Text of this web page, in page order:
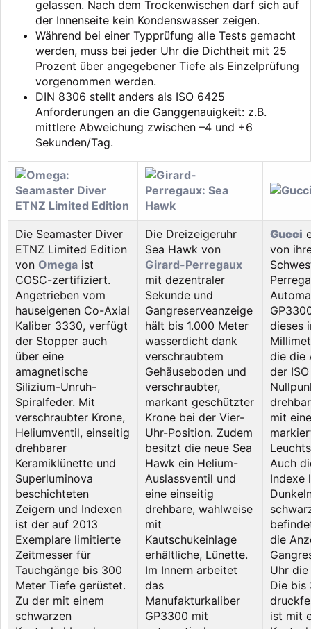
gelassen. Nach dem Trockenwischen darf sich auf
der Innenseite kein Kondenswasser zeigen.
Während bei einer Typprüfung alle Tests gemacht
werden, muss bei jeder Uhr die Dichtheit mit 25
Prozent über angegebener Tiefe als Einzelprüfung
vorgenommen werden.
DIN 8306 stellt anders als ISO 6425
Anforderungen an die Ganggenauigkeit: z.B.
mittlere Abweichung zwischen –4 und +6
Sekunden/Tag.
Die Seamaster Diver
ETNZ Limited Edition
von Omega ist
COSC-zertifiziert.
Angetrieben vom
hauseigenen Co-Axial
Kaliber 3330, verfügt
der Stopper auch
über eine
amagnetische
Silizium-Unruh-
Spiralfeder. Mit
verschraubter Krone,
Heliumventil, einseitig
drehbarer
Keramiklünette und
Superluminova
beschichteten
Zeigern und Indexen
ist der auf 2013
Exemplare limitierte
Zeitmesser für
Tauchgänge bis 300
Meter Tiefe gerüstet.
Zu der mit einem
schwarzen
Die Dreizeigeruhr
Sea Hawk von
Girard-Perregaux
mit dezentraler
Sekunde und
Gangreserveanzeige
hält bis 1.000 Meter
wasserdicht dank
verschraubtem
Gehäuseboden und
verschraubter,
markant geschützter
Krone bei der Vier-
Uhr-Position. Zudem
besitzt die neue Sea
Hawk ein Helium-
Auslassventil und
eine einseitig
drehbare, wahlweise
mit
Kautschukeinlage
erhältliche, Lünette.
Im Innern arbeitet
das
Manufakturkaliber
GP3300 mit
Gucci
von
dieses
die die
der
mit
Auch
Indexe
die
Uhr
Die bis
ist mit